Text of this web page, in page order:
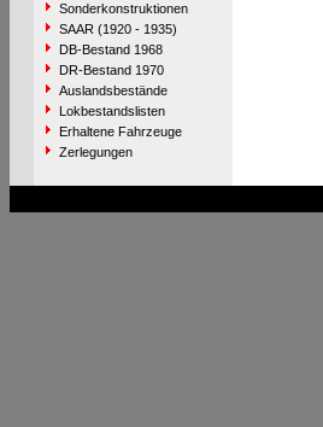
Sonderkonstruktionen
SAAR (1920 - 1935)
DB-Bestand 1968
DR-Bestand 1970
Auslandsbestände
Lokbestandslisten
Erhaltene Fahrzeuge
Zerlegungen